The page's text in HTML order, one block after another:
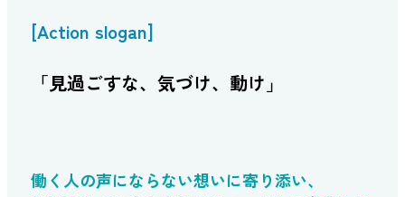
[Action slogan]
「見過ごすな、気づけ、動け」
働く人の声にならない想いに寄り添い、